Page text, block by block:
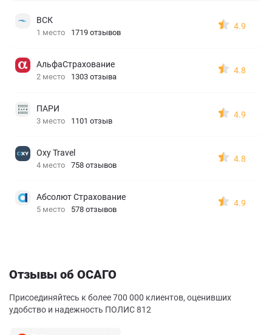
ВСК
1 место 1719 отзывов
4.9
АльфаСтрахование
2 место 1303 отзыва
4.8
ПАРИ
3 место 1101 отзыв
4.9
Oxy Travel
4 место 758 отзывов
4.8
Абсолют Страхование
5 место 578 отзывов
4.9
Отзывы об ОСАГО
Присоединяйтесь к более 700 000 клиентов, оценивших
удобство и надежность ПОЛИС 812